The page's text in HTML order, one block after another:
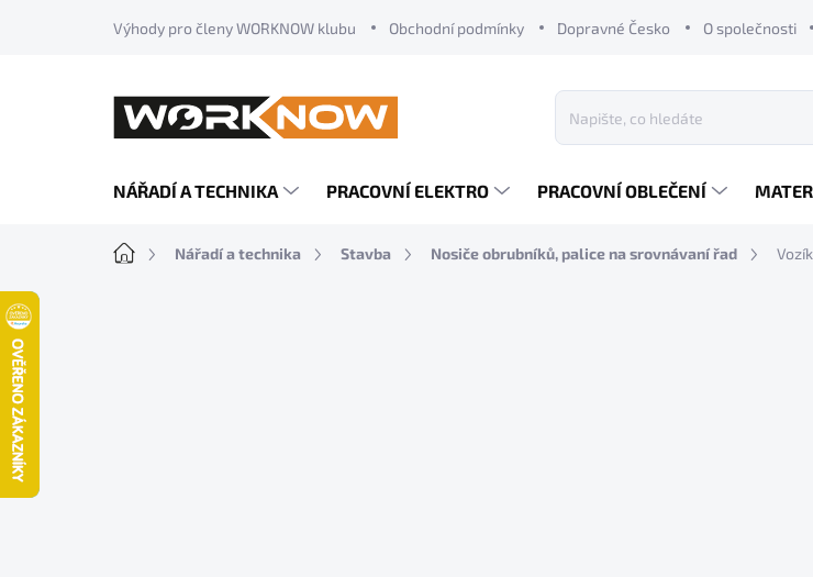
Výhody pro členy WORKNOW klubu Obchodní podmínky Dopravné Česko O společnosti
NÁŘADÍ A TECHNIKA PRACOVNÍ ELEKTRO PRACOVNÍ OBLEČENÍ
Domů Nářadí a technika Stavba Nosiče obrubníků, palice na srovnávaní řad